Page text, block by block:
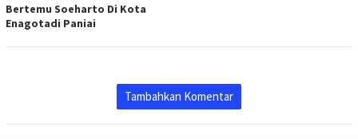
Bertemu Soeharto Di Kota
Enagotadi Paniai
Tambahkan Komentar